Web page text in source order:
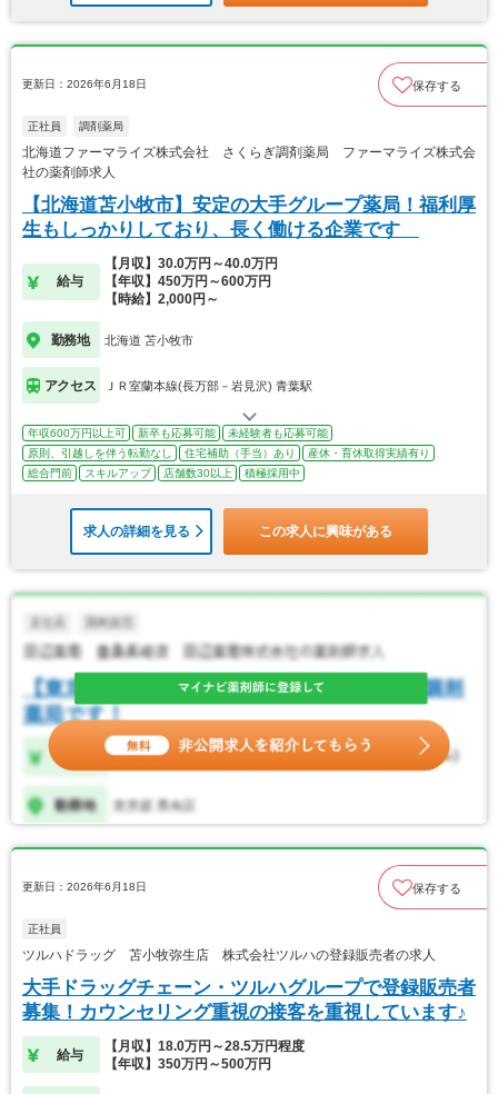
更新日：2026年6月18日 保存する
正社員 調剤薬局
北海道ファーマライズ株式会社 さくらぎ調剤薬局 ファーマライズ株式会
社の薬剤師求人
【北海道苫小牧市】安定の大手グループ薬局！福利厚
生もしっかりしており、長く働ける企業です
給与
【月収】30.0万円～40.0万円
【年収】450万円～600万円
【時給】2,000円～
勤務地 北海道 苫小牧市
アクセス ＪＲ室蘭本線(長万部－岩見沢) 青葉駅
年収600万円以上可 新卒も応募可能
未経験者も応募可能
原則、引越しを伴う転勤なし
住宅補助（手当）あり
産休・育休取得実績有り
総合門前
スキルアップ 店舗数30以上 積極採用中
求人の詳細を見る この求人に興味がある
更新日：2026年6月18日 保存する
正社員
ツルハドラッグ 苫小牧弥生店 株式会社ツルハの登録販売者の求人
大手ドラッグチェーン・ツルハグループで登録販売者
募集！カウンセリング重視の接客を重視しています♪
給与
【月収】18.0万円～28.5万円程度
【年収】350万円～500万円